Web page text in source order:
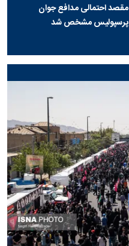
مقصد احتمالی مدافع جوان
پرسپولیس مشخص شد